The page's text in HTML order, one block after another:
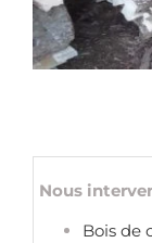
Nous
Bois de